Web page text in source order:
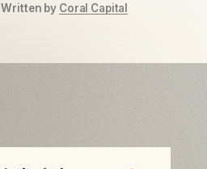
Written by Coral Capital